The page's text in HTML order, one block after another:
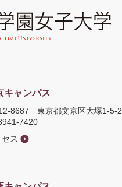
キャンパス
8687 東京都文京区大塚1-5-2
7420
ス